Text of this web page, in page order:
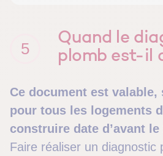
5
Quand le
plomb est-il
Ce document est valable,
pour tous les logements
construire date d’avant le
Faire réaliser un diagnostic